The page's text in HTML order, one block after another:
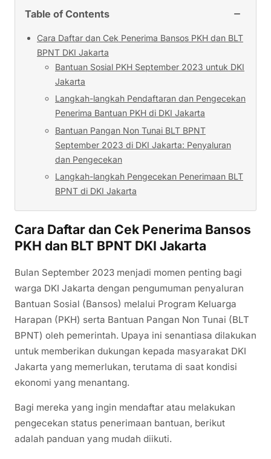
Table of Contents −
Cara Daftar dan Cek Penerima Bansos PKH dan BLT
BPNT DKI Jakarta
Bantuan Sosial PKH September 2023 untuk DKI
Jakarta
Langkah-langkah Pendaftaran dan Pengecekan
Penerima Bantuan PKH di DKI Jakarta
Bantuan Pangan Non Tunai BLT BPNT
September 2023 di DKI Jakarta: Penyaluran
dan Pengecekan
Langkah-langkah Pengecekan Penerimaan BLT
BPNT di DKI Jakarta
Cara Daftar dan Cek Penerima Bansos
PKH dan BLT BPNT DKI Jakarta
Bulan September 2023 menjadi momen penting bagi
warga DKI Jakarta dengan pengumuman penyaluran
Bantuan Sosial (Bansos) melalui Program Keluarga
Harapan (PKH) serta Bantuan Pangan Non Tunai (BLT
BPNT) oleh pemerintah. Upaya ini senantiasa dilakukan
untuk memberikan dukungan kepada masyarakat DKI
Jakarta yang memerlukan, terutama di saat kondisi
ekonomi yang menantang.
Bagi mereka yang ingin mendaftar atau melakukan
pengecekan status penerimaan bantuan, berikut
adalah panduan yang mudah diikuti.